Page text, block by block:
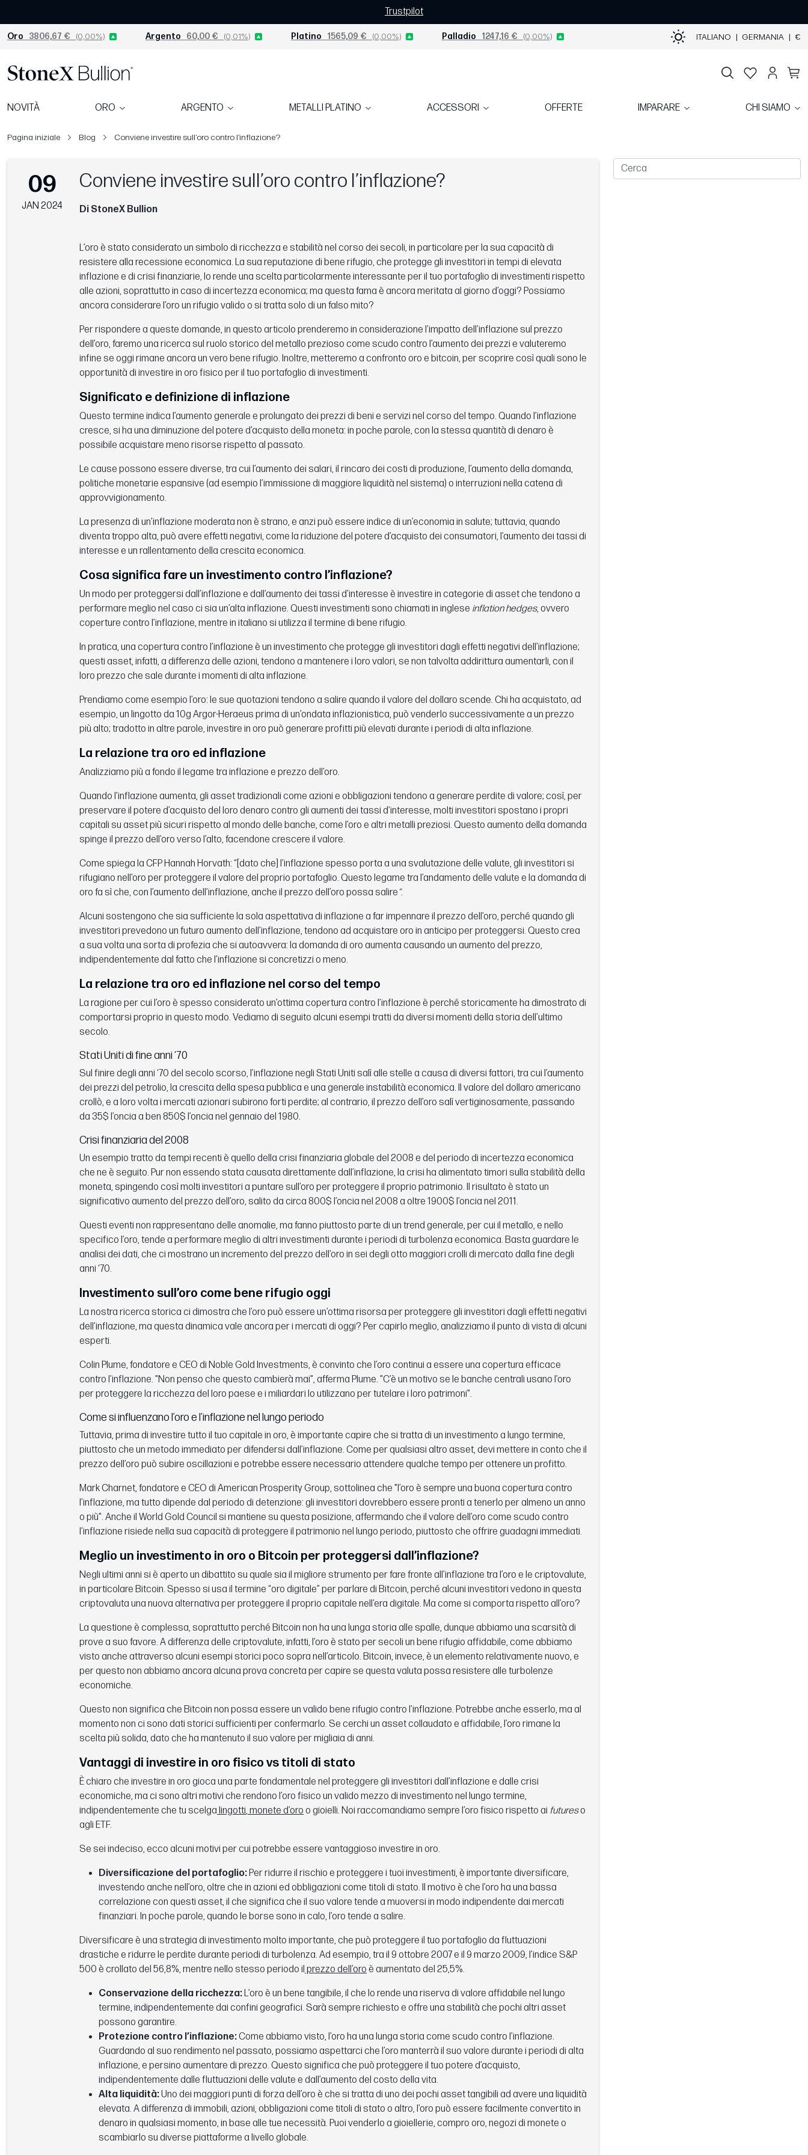
Trustpilot
Oro 3806,67 € (0,00%) Argento 60,00 € (0,01%) Platino 1565,09 € (0,00%) Palladio 1247,16 € (0,00%) ITALIANO | GERMANIA | €
NOVITÀ ORO ARGENTO METALLI PLATINO ACCESSORI OFFERTE IMPARARE CHI SIAMO
Pagina iniziale Blog Conviene investire sull’oro contro l’inflazione?
09
JAN 2024
Conviene investire sull’oro contro l’inflazione?
Di StoneX Bullion
L’oro è stato considerato un simbolo di ricchezza e stabilità nel corso dei secoli, in particolare per la sua capacità di
resistere alla recessione economica. La sua reputazione di bene rifugio, che protegge gli investitori in tempi di elevata
inflazione e di crisi finanziarie, lo rende una scelta particolarmente interessante per il tuo portafoglio di investimenti rispetto
alle azioni, soprattutto in caso di incertezza economica; ma questa fama è ancora meritata al giorno d’oggi? Possiamo
ancora considerare l’oro un rifugio valido o si tratta solo di un falso mito?
Per rispondere a queste domande, in questo articolo prenderemo in considerazione l’impatto dell’inflazione sul prezzo
dell’oro, faremo una ricerca sul ruolo storico del metallo prezioso come scudo contro l’aumento dei prezzi e valuteremo
infine se oggi rimane ancora un vero bene rifugio. Inoltre, metteremo a confronto oro e bitcoin, per scoprire così quali sono le
opportunità di investire in oro fisico per il tuo portafoglio di investimenti.
Significato e definizione di inflazione
Questo termine indica l’aumento generale e prolungato dei prezzi di beni e servizi nel corso del tempo. Quando l’inflazione
cresce, si ha una diminuzione del potere d’acquisto della moneta: in poche parole, con la stessa quantità di denaro è
possibile acquistare meno risorse rispetto al passato.
Le cause possono essere diverse, tra cui l’aumento dei salari, il rincaro dei costi di produzione, l’aumento della domanda,
politiche monetarie espansive (ad esempio l’immissione di maggiore liquidità nel sistema) o interruzioni nella catena di
approvvigionamento.
La presenza di un’inflazione moderata non è strano, e anzi può essere indice di un’economia in salute; tuttavia, quando
diventa troppo alta, può avere effetti negativi, come la riduzione del potere d’acquisto dei consumatori, l’aumento dei tassi di
interesse e un rallentamento della crescita economica.
Cosa significa fare un investimento contro l’inflazione?
Un modo per proteggersi dall’inflazione e dall’aumento dei tassi d’interesse è investire in categorie di asset che tendono a
performare meglio nel caso ci sia un’alta inflazione. Questi investimenti sono chiamati in inglese inflation hedges, ovvero
coperture contro l’inflazione, mentre in italiano si utilizza il termine di bene rifugio.
In pratica, una copertura contro l’inflazione è un investimento che protegge gli investitori dagli effetti negativi dell’inflazione;
questi asset, infatti, a differenza delle azioni, tendono a mantenere i loro valori, se non talvolta addirittura aumentarli, con il
loro prezzo che sale durante i momenti di alta inflazione.
Prendiamo come esempio l’oro: le sue quotazioni tendono a salire quando il valore del dollaro scende. Chi ha acquistato, ad
esempio, un lingotto da 10g Argor-Heraeus prima di un’ondata inflazionistica, può venderlo successivamente a un prezzo
più alto; tradotto in altre parole, investire in oro può generare profitti più elevati durante i periodi di alta inflazione.
La relazione tra oro ed inflazione
Analizziamo più a fondo il legame tra inflazione e prezzo dell’oro.
Quando l’inflazione aumenta, gli asset tradizionali come azioni e obbligazioni tendono a generare perdite di valore; così, per
preservare il potere d’acquisto del loro denaro contro gli aumenti dei tassi d’interesse, molti investitori spostano i propri
capitali su asset più sicuri rispetto al mondo delle banche, come l’oro e altri metalli preziosi. Questo aumento della domanda
spinge il prezzo dell’oro verso l’alto, facendone crescere il valore.
Come spiega la CFP Hannah Horvath: “[dato che] l’inflazione spesso porta a una svalutazione delle valute, gli investitori si
rifugiano nell’oro per proteggere il valore del proprio portafoglio. Questo legame tra l’andamento delle valute e la domanda di
oro fa sì che, con l’aumento dell’inflazione, anche il prezzo dell’oro possa salire”.
Alcuni sostengono che sia sufficiente la sola aspettativa di inflazione a far impennare il prezzo dell’oro, perché quando gli
investitori prevedono un futuro aumento dell’inflazione, tendono ad acquistare oro in anticipo per proteggersi. Questo crea
a sua volta una sorta di profezia che si autoavvera: la domanda di oro aumenta causando un aumento del prezzo,
indipendentemente dal fatto che l’inflazione si concretizzi o meno.
La relazione tra oro ed inflazione nel corso del tempo
La ragione per cui l’oro è spesso considerato un’ottima copertura contro l’inflazione è perché storicamente ha dimostrato di
comportarsi proprio in questo modo. Vediamo di seguito alcuni esempi tratti da diversi momenti della storia dell’ultimo
secolo.
Stati Uniti di fine anni ‘70
Sul finire degli anni ‘70 del secolo scorso, l’inflazione negli Stati Uniti salì alle stelle a causa di diversi fattori, tra cui l’aumento
dei prezzi del petrolio, la crescita della spesa pubblica e una generale instabilità economica. Il valore del dollaro americano
crollò, e a loro volta i mercati azionari subirono forti perdite; al contrario, il prezzo dell’oro salì vertiginosamente, passando
da 35$ l’oncia a ben 850$ l’oncia nel gennaio del 1980.
Crisi finanziaria del 2008
Un esempio tratto da tempi recenti è quello della crisi finanziaria globale del 2008 e del periodo di incertezza economica
che ne è seguito. Pur non essendo stata causata direttamente dall’inflazione, la crisi ha alimentato timori sulla stabilità della
moneta, spingendo così molti investitori a puntare sull’oro per proteggere il proprio patrimonio. Il risultato è stato un
significativo aumento del prezzo dell’oro, salito da circa 800$ l’oncia nel 2008 a oltre 1900$ l’oncia nel 2011.
Questi eventi non rappresentano delle anomalie, ma fanno piuttosto parte di un trend generale, per cui il metallo, e nello
specifico l’oro, tende a performare meglio di altri investimenti durante i periodi di turbolenza economica. Basta guardare le
analisi dei dati, che ci mostrano un incremento del prezzo dell’oro in sei degli otto maggiori crolli di mercato dalla fine degli
anni ‘70.
Investimento sull’oro come bene rifugio oggi
La nostra ricerca storica ci dimostra che l’oro può essere un’ottima risorsa per proteggere gli investitori dagli effetti negativi
dell’inflazione, ma questa dinamica vale ancora per i mercati di oggi? Per capirlo meglio, analizziamo il punto di vista di alcuni
esperti.
Colin Plume, fondatore e CEO di Noble Gold Investments, è convinto che l’oro continui a essere una copertura efficace
contro l’inflazione. "Non penso che questo cambierà mai", afferma Plume. "C’è un motivo se le banche centrali usano l’oro
per proteggere la ricchezza del loro paese e i miliardari lo utilizzano per tutelare i loro patrimoni".
Come si influenzano l’oro e l’inflazione nel lungo periodo
Tuttavia, prima di investire tutto il tuo capitale in oro, è importante capire che si tratta di un investimento a lungo termine,
piuttosto che un metodo immediato per difendersi dall’inflazione. Come per qualsiasi altro asset, devi mettere in conto che il
prezzo dell’oro può subire oscillazioni e potrebbe essere necessario attendere qualche tempo per ottenere un profitto.
Mark Charnet, fondatore e CEO di American Prosperity Group, sottolinea che "l’oro è sempre una buona copertura contro
l’inflazione, ma tutto dipende dal periodo di detenzione: gli investitori dovrebbero essere pronti a tenerlo per almeno un anno
o più". Anche il World Gold Council si mantiene su questa posizione, affermando che il valore dell’oro come scudo contro
l’inflazione risiede nella sua capacità di proteggere il patrimonio nel lungo periodo, piuttosto che offrire guadagni immediati.
Meglio un investimento in oro o Bitcoin per proteggersi dall’inflazione?
Negli ultimi anni si è aperto un dibattito su quale sia il migliore strumento per fare fronte all’inflazione tra l’oro e le criptovalute,
in particolare Bitcoin. Spesso si usa il termine “oro digitale” per parlare di Bitcoin, perché alcuni investitori vedono in questa
criptovaluta una nuova alternativa per proteggere il proprio capitale nell’era digitale. Ma come si comporta rispetto all’oro?
La questione è complessa, soprattutto perché Bitcoin non ha una lunga storia alle spalle, dunque abbiamo una scarsità di
prove a suo favore. A differenza delle criptovalute, infatti, l’oro è stato per secoli un bene rifugio affidabile, come abbiamo
visto anche attraverso alcuni esempi storici poco sopra nell’articolo. Bitcoin, invece, è un elemento relativamente nuovo, e
per questo non abbiamo ancora alcuna prova concreta per capire se questa valuta possa resistere alle turbolenze
economiche.
Questo non significa che Bitcoin non possa essere un valido bene rifugio contro l’inflazione. Potrebbe anche esserlo, ma al
momento non ci sono dati storici sufficienti per confermarlo. Se cerchi un asset collaudato e affidabile, l’oro rimane la
scelta più solida, dato che ha mantenuto il suo valore per migliaia di anni.
Vantaggi di investire in oro fisico vs titoli di stato
È chiaro che investire in oro gioca una parte fondamentale nel proteggere gli investitori dall’inflazione e dalle crisi
economiche, ma ci sono altri motivi che rendono l’oro fisico un valido mezzo di investimento nel lungo termine,
indipendentemente che tu scelga lingotti, monete d’oro o gioielli. Noi raccomandiamo sempre l’oro fisico rispetto ai futureso
agli ETF.
Se sei indeciso, ecco alcuni motivi per cui potrebbe essere vantaggioso investire in oro.
Diversificazione del portafoglio:Per ridurre il rischio e proteggere i tuoi investimenti, è importante diversificare,
investendo anche nell’oro, oltre che in azioni ed obbligazioni come titoli di stato. Il motivo è che l’oro ha una bassa
correlazione con questi asset, il che significa che il suo valore tende a muoversi in modo indipendente dai mercati
finanziari. In poche parole, quando le borse sono in calo, l’oro tende a salire.
Diversificare è una strategia di investimento molto importante, che può proteggere il tuo portafoglio da fluttuazioni
drastiche e ridurre le perdite durante periodi di turbolenza. Ad esempio, tra il 9 ottobre 2007 e il 9 marzo 2009, l’indice S&P
500 è crollato del 56,8%, mentre nello stesso periodo il prezzo dell’oro è aumentato del 25,5%.
Conservazione della ricchezza:L’oro è un bene tangibile, il che lo rende una riserva di valore affidabile nel lungo
termine, indipendentemente dai confini geografici. Sarà sempre richiesto e offre una stabilità che pochi altri asset
possono garantire.
Protezione contro l’inflazione:Come abbiamo visto, l’oro ha una lunga storia come scudo contro l’inflazione.
Guardando al suo rendimento nel passato, possiamo aspettarci che l’oro manterrà il suo valore durante i periodi di alta
inflazione, e persino aumentare di prezzo. Questo significa che può proteggere il tuo potere d’acquisto,
indipendentemente dalle fluttuazioni delle valute e dall’aumento del costo della vita.
Alta liquidità:Uno dei maggiori punti di forza dell’oro è che si tratta di uno dei pochi asset tangibili ad avere una liquidità
elevata. A differenza di immobili, azioni, obbligazioni come titoli di stato o altro, l’oro può essere facilmente convertito in
denaro in qualsiasi momento, in base alle tue necessità. Puoi venderlo a gioiellerie, compro oro, negozi di monete o
scambiarlo su diverse piattaforme a livello globale.